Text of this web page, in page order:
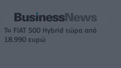
Το FIAT 500 Hybrid τώρα από
18.990 ευρώ